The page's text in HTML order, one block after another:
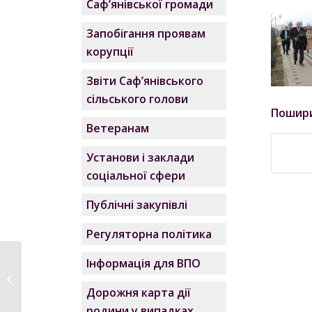
Саф’янівської громади
Запобігання проявам
корупції
Звіти Саф’янівського
сільського голови
Ветеранам
Установи і заклади
соціальної сфери
Публічні закупівлі
Регуляторна політика
Інформація для ВПО
Дорожня карта дії
Розпорядження
скликання двадцять...